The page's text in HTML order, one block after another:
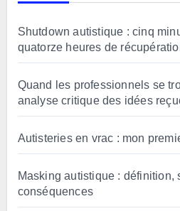
Shutdown autistique : cinq
quatorze heures de
Quand les professionnels se
analyse critique des idées
Autisteries en vrac : mon
Masking autistique : définition,
conséquences